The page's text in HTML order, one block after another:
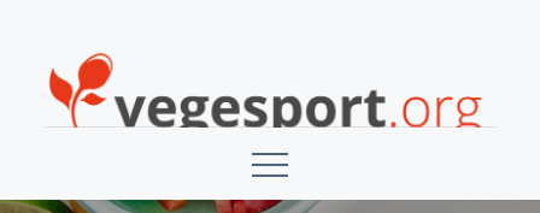
content
Vegesport